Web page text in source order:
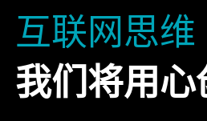
互联网思维
我们将用心